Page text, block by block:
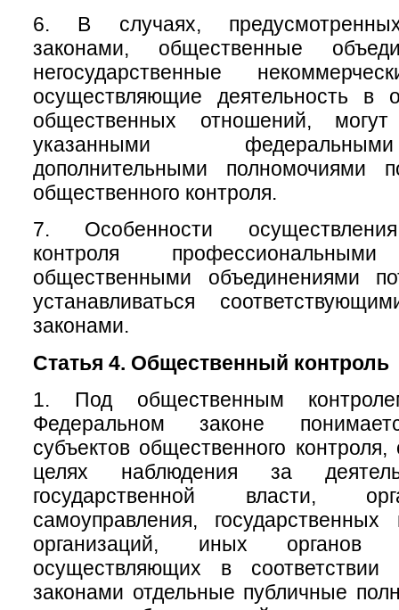
6. В случаях,
законами, общественные
негосударственные
осуществляющие деятельность в
общественных отношений,
указанными
дополнительными полномочиями
общественного контроля.
7. Особенности
контроля
общественными объединениями
устанавливаться
законами.
Статья 4. Общественный контроль
1. Под общественным
Федеральном законе
субъектов общественного
целях наблюдения за
государственной власти,
самоуправления,
организаций, иных органов
осуществляющих в
законами отдельные публичные